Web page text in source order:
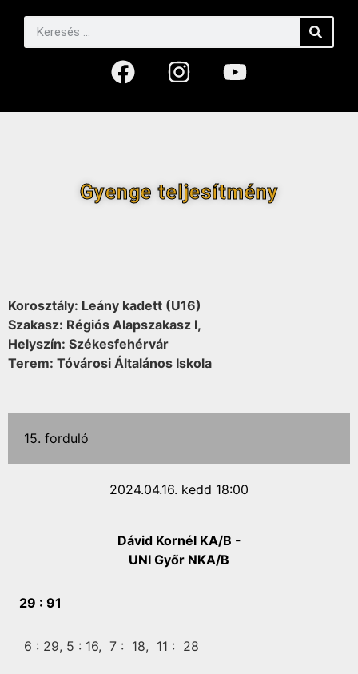
Gyenge teljesítmény
Korosztály: Leány kadett (U16)
Szakasz: Régiós Alapszakasz I,
Helyszín: Székesfehérvár
Terem: Tóvárosi Általános Iskola
15. forduló
2024.04.16. kedd 18:00
Dávid Kornél KA/B -
UNI Győr NKA/B
29 : 91
6 : 29, 5 : 16, 7 : 18, 11 : 28